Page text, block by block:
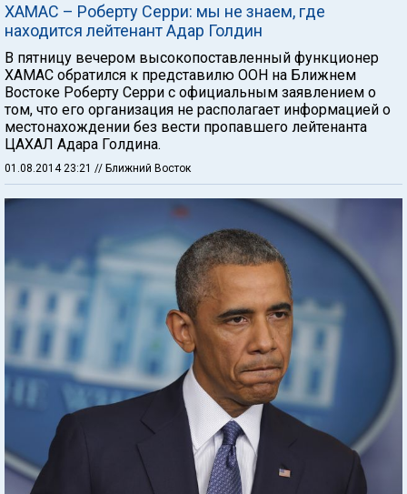
ХАМАС – Роберту Серри: мы не знаем, где
находится лейтенант Адар Голдин
В пятницу вечером высокопоставленный функционер
ХАМАС обратился к представилю ООН на Ближнем
Востоке Роберту Серри с официальным заявлением о
том, что его организация не располагает информацией о
местонахождении без вести пропавшего лейтенанта
ЦАХАЛ Адара Голдина.
01.08.2014 23:21 // Ближний Восток